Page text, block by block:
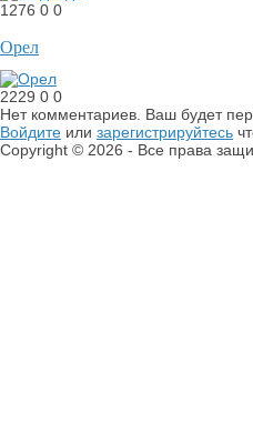
1276 0 0
Орел
2229 0 0
Нет комментариев. Ваш будет
Войдите или зарегистрируйтесь
Copyright © 2026 - Все права